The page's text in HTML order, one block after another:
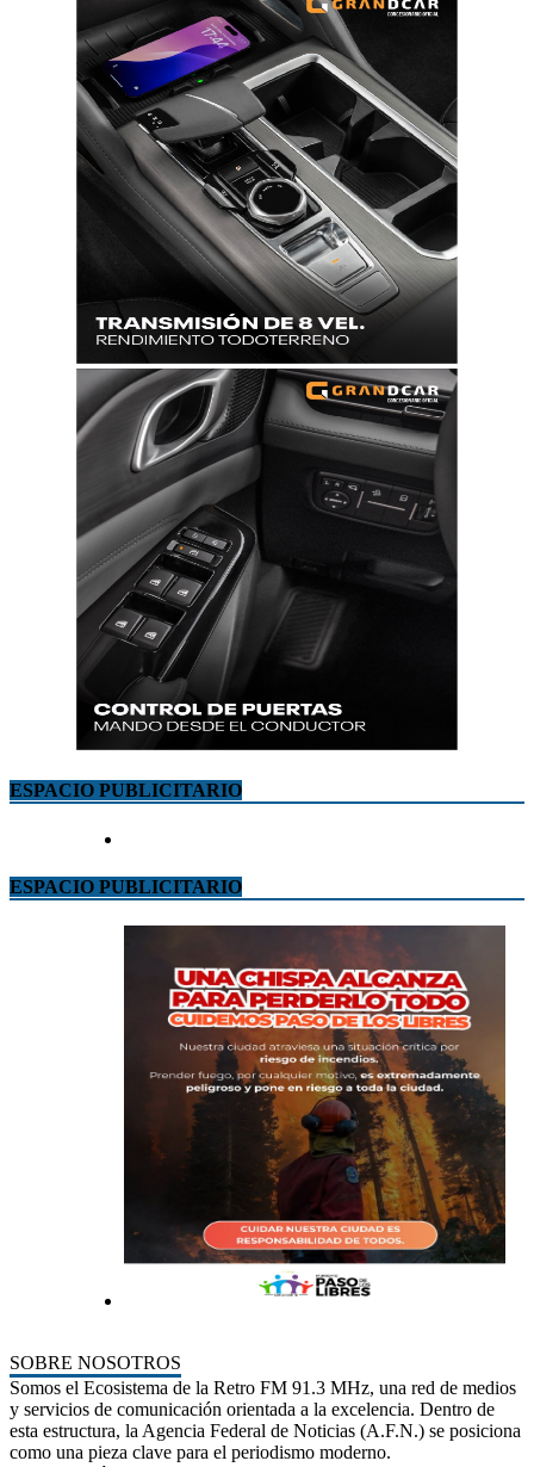
ESPACIO PUBLICITARIO
ESPACIO PUBLICITARIO
SOBRE NOSOTROS
Somos el Ecosistema de la Retro FM 91.3 MHz, una red de medios
y servicios de comunicación orientada a la excelencia. Dentro de
esta estructura, la Agencia Federal de Noticias (A.F.N.) se posiciona
como una pieza clave para el periodismo moderno.